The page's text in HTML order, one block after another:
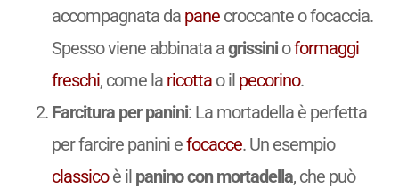
accompagnata da panecroccante o focaccia.
Spesso viene abbinata agrissinioformaggi
freschi, come la ricottao il pecorino.
Farcitura per panini: La mortadella è perfetta
per farcire panini efocacce. Un esempio
classicoè il panino con mortadella, che può